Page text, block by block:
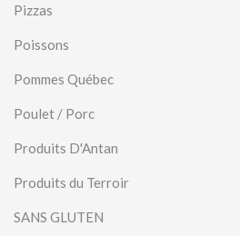
Pizzas
Poissons
Pommes Québec
Poulet / Porc
Produits D'Antan
Produits du Terroir
SANS GLUTEN